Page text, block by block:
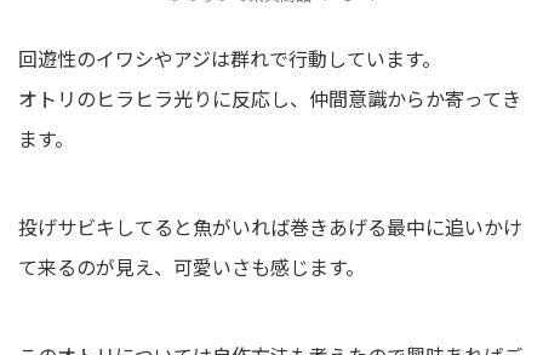
回遊性のイワシやアジは群れで行動しています。
オトリのヒラヒラ光りに反応し、仲間意識からか寄ってき
ます。
投げサビキしてると魚がいれば巻きあげる最中に追いかけ
て来るのが見え、可愛いさも感じます。